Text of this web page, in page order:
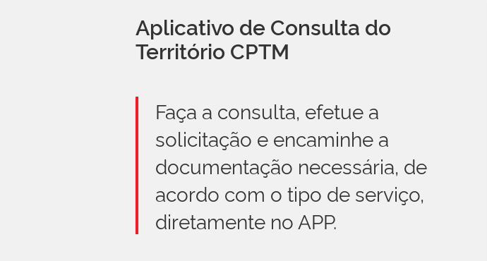
Aplicativo de Consulta do
Território CPTM
Faça a consulta, efetue a
solicitação e encaminhe a
documentação necessária, de
acordo com o tipo de serviço,
diretamente no APP.